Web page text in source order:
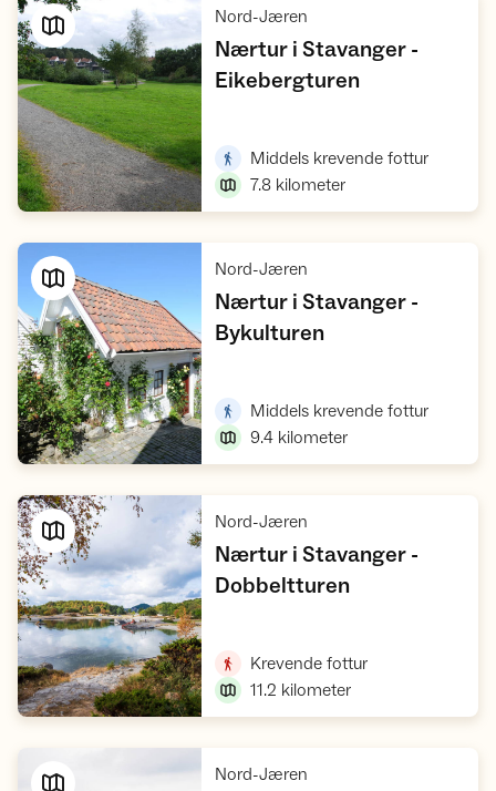
Nord-Jæren
Nærtur i Stavanger -
Eikebergturen,
Middels krevende fottur,
7.8 kilometer
Nord-Jæren
Nærtur i Stavanger -
Bykulturen,
Middels krevende fottur,
9.4 kilometer
Nord-Jæren
Nærtur i Stavanger -
Dobbeltturen,
Krevende fottur,
11.2 kilometer
Nord-Jæren